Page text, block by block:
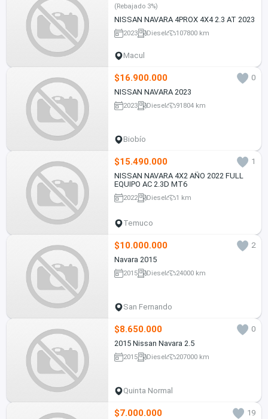
(Rebajado 3%)
NISSAN NAVARA 4PROX 4X4 2.3 AT 2023
2023 Diesel 107800 km
Macul
$16.900.000
0
NISSAN NAVARA 2023
2023 Diesel 91804 km
Biobío
$15.490.000
1
NISSAN NAVARA 4X2 AÑO 2022 FULL
EQUIPO AC 2.3D MT6
2022 Diesel 1 km
Temuco
$10.000.000
2
Navara 2015
2015 Diesel 24000 km
San Fernando
$8.650.000
0
2015 Nissan Navara 2.5
2015 Diesel 207000 km
Quinta Normal
$7.000.000 19